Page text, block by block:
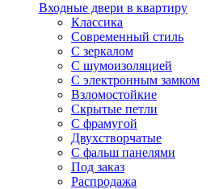
Входные двери в квартиру
Классика
Современный стиль
С зеркалом
С шумоизоляцией
С электронным замком
Взломостойкие
Скрытые петли
С фрамугой
Двухстворчатые
С фальш панелями
Под заказ
Распродажа